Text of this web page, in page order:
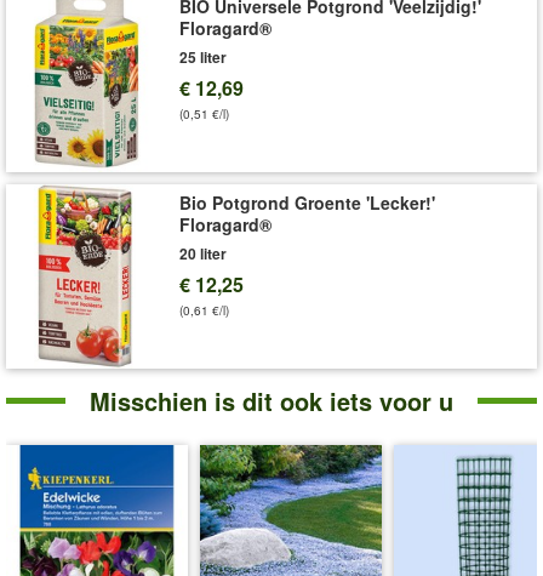
BIO Universele Potgrond 'Veelzijdig!'
Floragard®
25 liter
€ 12,69
(0,51 €/l)
Bio Potgrond Groente 'Lecker!'
Floragard®
20 liter
€ 12,25
(0,61 €/l)
Misschien is dit ook iets voor u